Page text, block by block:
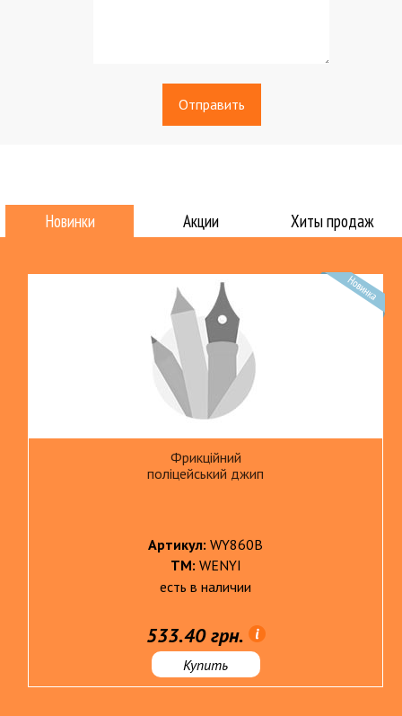
Новинки Акции Хиты продаж
Фрикційний
поліцейський джип
Артикул: WY860B
ТМ: WENYI
есть в наличии
533.40 грн.
Купить